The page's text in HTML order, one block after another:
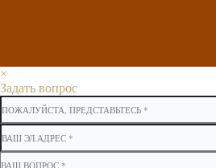
×
Задать вопрос